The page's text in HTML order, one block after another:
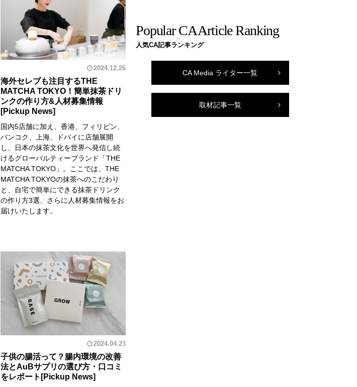
2024.12.26
海外セレブも注目するTHE
MATCHA TOKYO！簡単抹茶ドリ
ンクの作り方&人材募集情報
国内5店舗に加え、香港、フィリピン、
バンコク、上海、ドバイに店舗展開
し、日本の抹茶文化を世界へ発信し続
けるグローバルティーブランド「THE
MATCHA TOKYO」。ここでは、THE
MATCHA TOKYOの抹茶へのこだわり
と、自宅で簡単にできる抹茶ドリンク
の作り方3選、さらに人材募集情報をお
届けいたします。
2024.04.23
子供の腸活って？腸内環境の改善
法とAuBサプリの選び方・口コミ
をレポート
Popular CA Article Ranking
人気CA記事ランキング
CA Media ライター一覧
取材記事一覧